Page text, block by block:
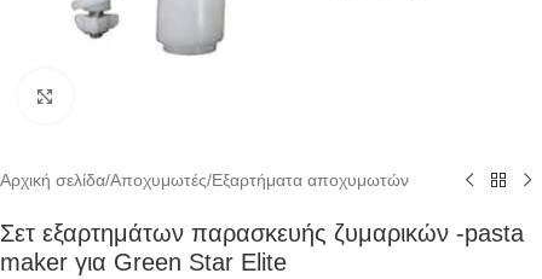
Αρχική σελίδα/Αποχυμωτές/Εξαρτήματα αποχυμωτών
Σετ εξαρτημάτων παρασκευής ζυμαρικών -pasta
maker για Green Star Elite